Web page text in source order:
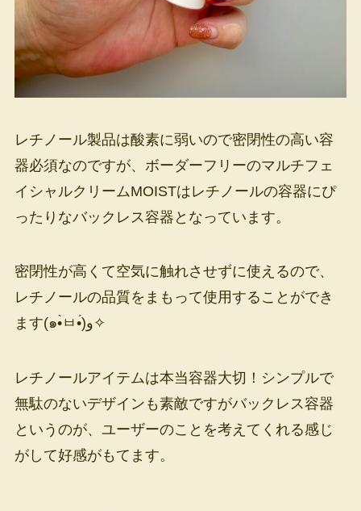
レチノール製品は酸素に弱いので密閉性の高い容
器必須なのですが、ボーダーフリーのマルチフェ
イシャルクリームMOISTはレチノールの容器にぴ
ったりなバックレス容器となっています。
密閉性が高くて空気に触れさせずに使えるので、
レチノールの品質をまもって使用することができ
ます(๑•̀ㅂ•́)و✧
レチノールアイテムは本当容器大切！シンプルで
無駄のないデザインも素敵ですがバックレス容器
というのが、ユーザーのことを考えてくれる感じ
がして好感がもてます。